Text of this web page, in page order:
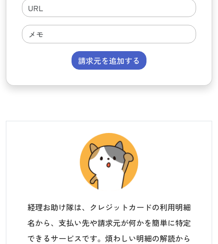
請求元を追加する
経理お助け隊は、クレジットカードの利用明細
名から、支払い先や請求元が何かを簡単に特定
できるサービスです。煩わしい明細の解読から